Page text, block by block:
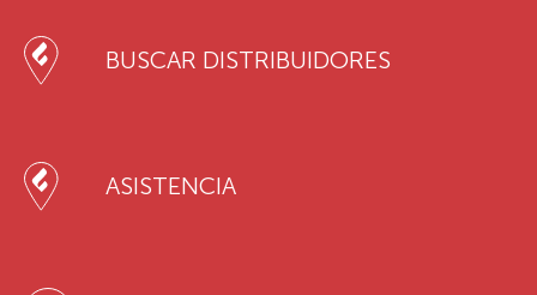
BUSCAR DISTRIBUIDORES
ASISTENCIA